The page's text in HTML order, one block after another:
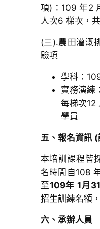
項)：109 年2
人次6 梯次，
(三).農田灌溉
驗項
學科：
實務演練
每梯次12
學員
五、報名資訊
本培訓課程皆
名時間自108
至109年 1月
招生訓練名額
六、承辦人員